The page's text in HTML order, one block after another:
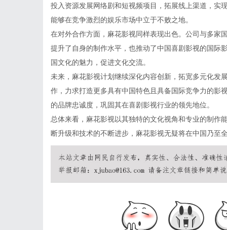
投入资源发展网络剧和短视频项目，拓展线上渠道，实
能够在竞争激烈的娱乐市场中立于不败之地。
在对外合作方面，麻花影视同样表现出色。公司与多家
提升了自身的制作水平，也推动了中国喜剧影视的国际
国文化的魅力，促进文化交流。
未来，麻花影视计划继续深化内容创新，拓宽多元化发
作，力求打造更多具有中国特色且具备国际竞争力的影
的品牌忠诚度，巩固其在喜剧影视行业的领先地位。
总体来看，麻花影视以其独特的文化视角和专业的制作
断升级和技术的不断进步，麻花影视无疑将在中国乃至